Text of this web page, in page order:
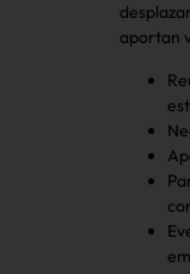
aportan